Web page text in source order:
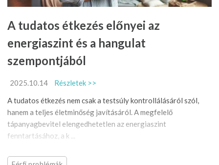
A tudatos étkezés előnyei az
energiaszint és a hangulat
szempontjából
2025.10.14
Részletek >>
A tudatos étkezés nem csak a testsúly kontrollálásáról szól,
hanem a teljes életminőség javításáról. A megfelelő
tápanyagbevitel elengedhetetlen az energiaszint
fenntartásához, a k ...